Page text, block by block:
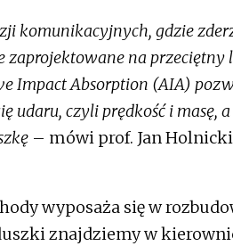
komunikacyjnych, gdzie
zaprojektowane na przeciętny
Impact Absorption (AIA)
udaru, czyli prędkość i masę,
– mówi prof. Jan
wyposaża się w
znajdziemy w